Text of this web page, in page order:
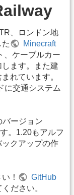
、ロンドン地
Minecraft
、ケーブルカー
ます。また建
れています。
に交通システム
バージョン
。1.20もアルフ
クアップの作
！
GitHub
ださい。